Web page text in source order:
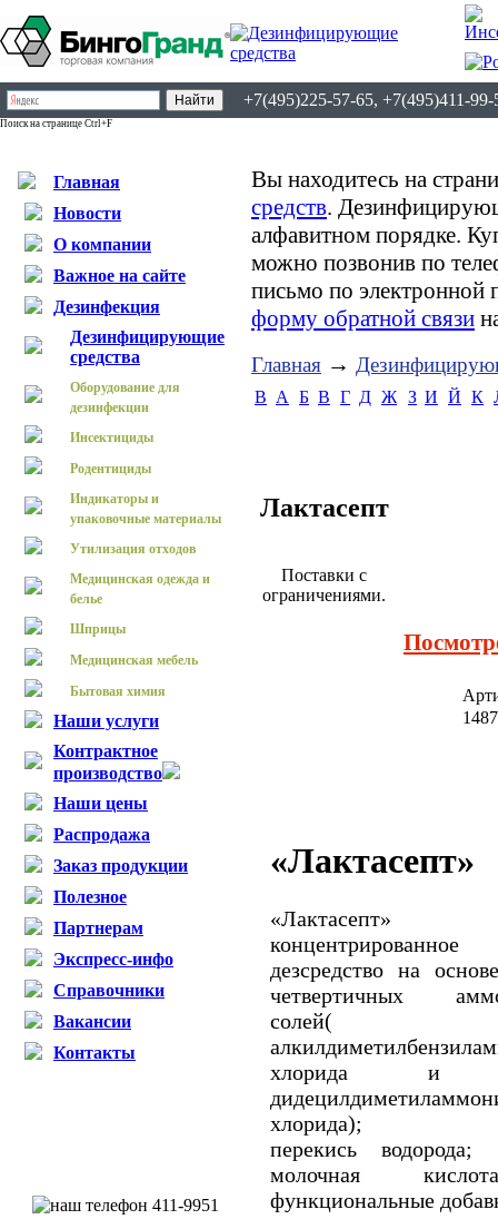
+7(495)225-57-65, +7(495)411-99-
Поиск на странице Ctrl+F
Главная
Новости
О компании
Важное на сайте
Дезинфекция
Дезинфицирующие
средства
Оборудование для
дезинфекции
Инсектициды
Родентициды
Индикаторы и
упаковочные материалы
Утилизация отходов
Медицинская одежда и
белье
Шприцы
Медицинская мебель
Бытовая химия
Наши услуги
Контрактное
производство
Наши цены
Распродажа
Заказ продукции
Полезное
Партнерам
Экспресс-инфо
Справочники
Вакансии
Контакты
Вы находитесь на
средств.
алфавитном порядке.
можно позвонив по
письмо по электронной
форму обратной связи
Главная →
B А Б В Г Д Ж З И Й К
Лактасепт
Поставки с
ограничениями.
«Лактасепт»
«Лактасепт»
концентрированное
дезсредство на
четвертичных
солей(
хлорида и
хлорида);
перекись
молочная
функциональные